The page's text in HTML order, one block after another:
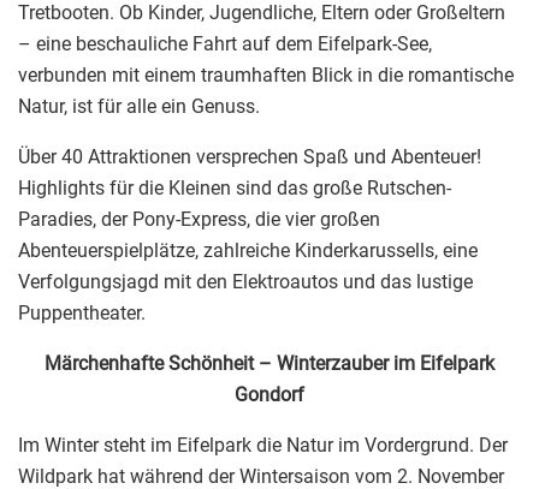
Tretbooten. Ob Kinder, Jugendliche, Eltern oder Großeltern
– eine beschauliche Fahrt auf dem Eifelpark-See,
verbunden mit einem traumhaften Blick in die romantische
Natur, ist für alle ein Genuss.
Über 40 Attraktionen versprechen Spaß und Abenteuer!
Highlights für die Kleinen sind das große Rutschen-
Paradies, der Pony-Express, die vier großen
Abenteuerspielplätze, zahlreiche Kinderkarussells, eine
Verfolgungsjagd mit den Elektroautos und das lustige
Puppentheater.
Märchenhafte Schönheit – Winterzauber im Eifelpark
Gondorf
Im Winter steht im Eifelpark die Natur im Vordergrund. Der
Wildpark hat während der Wintersaison vom 2. November